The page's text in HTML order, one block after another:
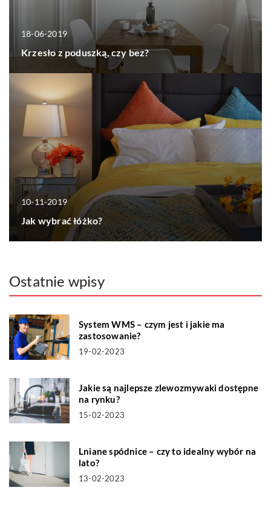
18-06-2019
Krzesło z poduszką, czy bez?
10-11-2019
Jak wybrać łóżko?
Ostatnie wpisy
System WMS – czym jest i jakie ma
zastosowanie?
19-02-2023
Jakie są najlepsze zlewozmywaki dostępne
na rynku?
15-02-2023
Lniane spódnice – czy to idealny wybór na
lato?
13-02-2023